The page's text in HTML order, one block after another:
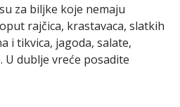
za biljke koje nemaju
rajčica, krastavaca, slatkih
i tikvica, jagoda, salate,
U dublje vreće posadite